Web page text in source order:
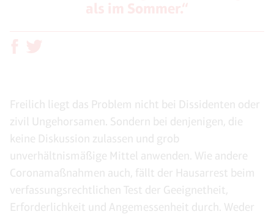
Freilich liegt das Problem nicht bei Dissidenten oder
zivil Ungehorsamen. Sondern bei denjenigen, die
keine Diskussion zulassen und grob
unverhältnismäßige Mittel anwenden. Wie andere
Coronamaßnahmen auch, fällt der Hausarrest beim
verfassungsrechtlichen Test der Geeignetheit,
Erforderlichkeit und Angemessenheit durch. Weder